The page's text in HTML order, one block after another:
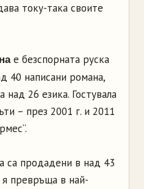
току-така своите
е безспорната руска
40 написани романа,
26 езика. Гостувала
– през 2001 г. и 2011
са продадени в над 43
превръща в най-